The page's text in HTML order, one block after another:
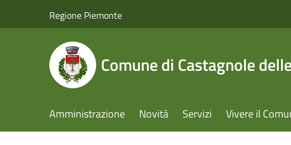
Regione Piemonte
Comune di Castagnole
Amministrazione Novità Servizi Vivere il